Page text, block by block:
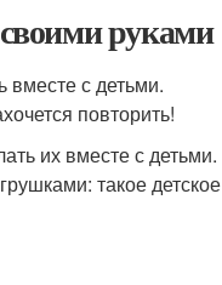
руками
вместе с детьми.
повторить!
их вместе с детьми.
такое детское